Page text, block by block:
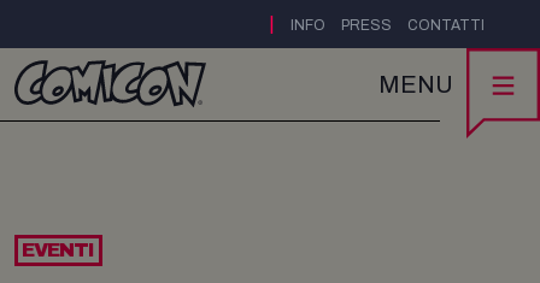
INFO PRESS CONTATTI
MENU
EVENTI